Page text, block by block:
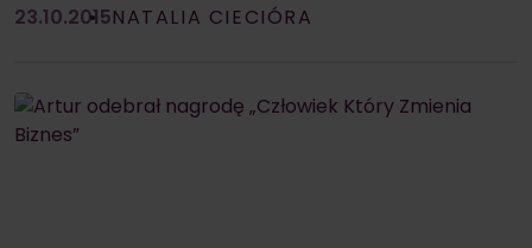
23.10.2015NATALIA CIECIÓRA